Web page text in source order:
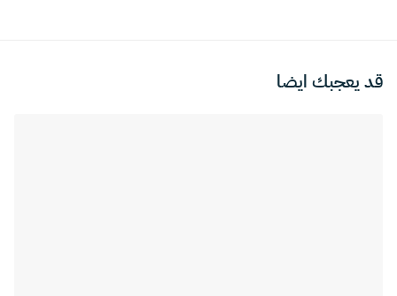
قد يعجبك ايضا